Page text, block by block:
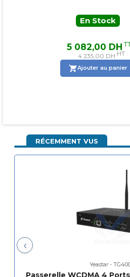
En Stock
5 082,00 DH
4 235,00 DH HT
Ajouter au panier
RÉCEMMENT VUS
‹
Yeastar -
Passerelle WCDMA 4